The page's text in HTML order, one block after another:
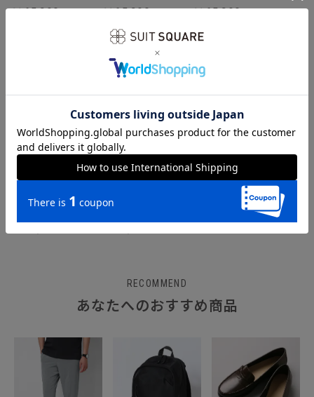
￥65,890 ￥65,890 ￥65,890
SUIT SQUARE／UNIVERSAL LANGUAGE
SUIT SQUARE／UNIVERSAL LANGUAGE
RECOMMEND
あなたへのおすすめ商品